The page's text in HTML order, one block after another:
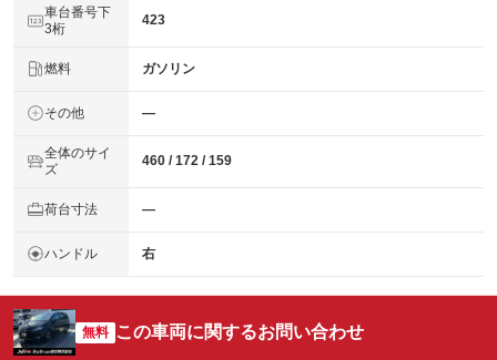
車台番号下
3桁
423
燃料 ガソリン
その他 ―
全体のサイ
ズ
460 / 172 / 159
荷台寸法 ―
ハンドル 右
無料 この車両に関するお問い合わせ